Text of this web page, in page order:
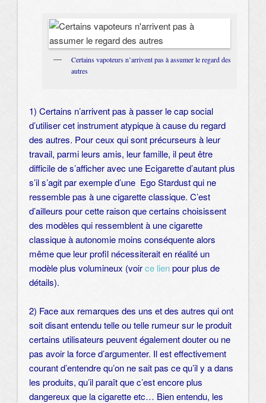
Certains vapoteurs n’arrivent pas à assumer le regard des
autres
1) Certains n’arrivent pas à passer le cap social
d’utiliser cet instrument atypique à cause du regard
des autres. Pour ceux qui sont précurseurs à leur
travail, parmi leurs amis, leur famille, il peut être
difficile de s’afficher avec une Ecigarette d’autant plus
s’il s’agit par exemple d’une Ego Stardust qui ne
ressemble pas à une cigarette classique. C’est
d’ailleurs pour cette raison que certains choisissent
des modèles qui ressemblent à une cigarette
classique à autonomie moins conséquente alors
même que leur profil nécessiterait en réalité un
modèle plus volumineux (voirce lienpour plus de
détails).
2) Face aux remarques des uns et des autres qui ont
soit disant entendu telle ou telle rumeur sur le produit
certains utilisateurs peuvent également douter ou ne
pas avoir la force d’argumenter. Il est effectivement
courant d’entendre qu’on ne sait pas ce qu’il y a dans
les produits, qu’il paraît que c’est encore plus
dangereux que la cigarette etc… Bien entendu, les